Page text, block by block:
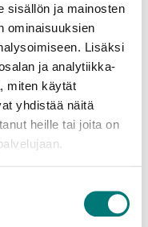
sisällön ja mainosten
ominaisuuksien
Lisäksi
ja analytiikka-
miten käytät
yhdistää näitä
heille tai joita on
uppgick till
delen av
avfallscentral.
valdes till
Salmenpohja
Laiho från
Tallgren från
fortsätter Ulla